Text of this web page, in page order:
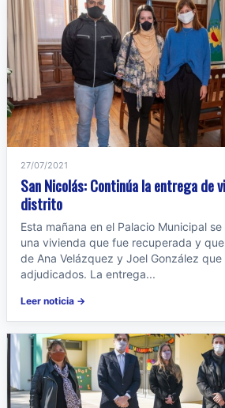
27/07/2021
San Nicolás: Continúa la entrega de
distrito
Esta mañana en el Palacio Municipal
una vivienda que fue recuperada y
de Ana Velázquez y Joel González que
adjudicados. La entrega...
Leer noticia →